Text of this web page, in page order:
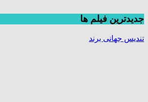
جديدترين فیلم ها
تندیس جهانی برند